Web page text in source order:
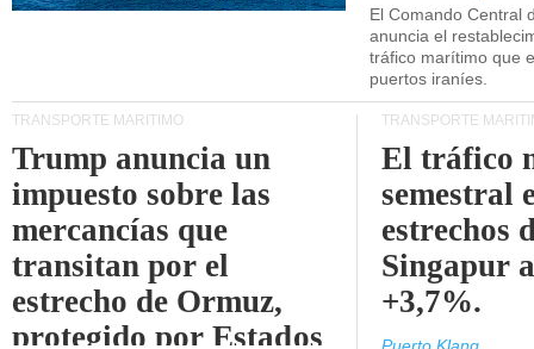
El Comando Central
anuncia el
tráfico marítimo que
puertos iraníes.
TRANSPORTE MARÍTIMO
Trump anuncia un
impuesto sobre las
mercancías que
transitan por el
estrecho de Ormuz,
protegido por Estados
TRANSPORTE
El tráfico
semestral
estrechos
Singapur
+3,7%.